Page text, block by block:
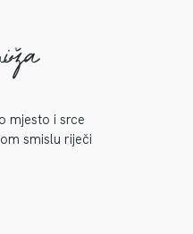
mjesto i srce
smislu riječi